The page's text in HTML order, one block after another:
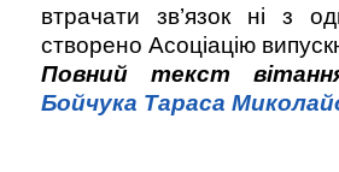
втрачати зв’язок ні з
створено Асоціацію
Повний текст
Бойчука Тараса